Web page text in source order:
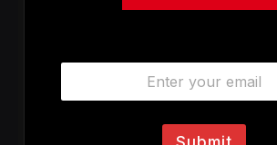
E
a